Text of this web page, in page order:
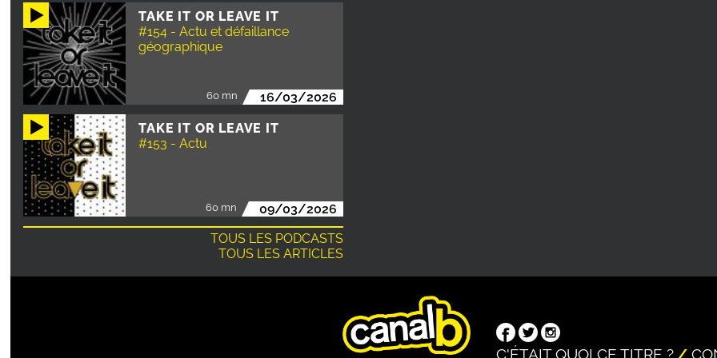
TAKE IT OR LEAVE IT
#154 - Actu et défaillance
géographique
60 mn 16/03/2026
TAKE IT OR LEAVE IT
#153 - Actu
60 mn
09/03/2026
TOUS LES PODCASTS
TOUS LES ARTICLES
C'ÉTAIT QUOI CE TITRE ?